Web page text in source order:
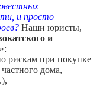
и просто
Наши юристы,
и
»:
рискам при покупке
дома,